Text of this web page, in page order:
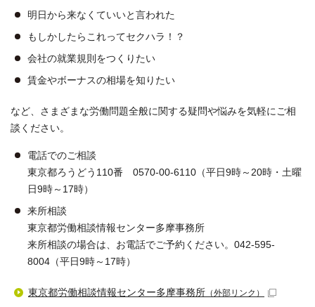
明日から来なくていいと言われた
もしかしたらこれってセクハラ！？
会社の就業規則をつくりたい
賃金やボーナスの相場を知りたい
など、さまざまな労働問題全般に関する疑問や悩みを気軽にご相
談ください。
電話でのご相談
東京都ろうどう110番 0570-00-6110（平日9時～20時・土曜
日9時～17時）
来所相談
東京都労働相談情報センター多摩事務所
来所相談の場合は、お電話でご予約ください。042-595-
8004（平日9時～17時）
東京都労働相談情報センター多摩事務所 （外部リンク）